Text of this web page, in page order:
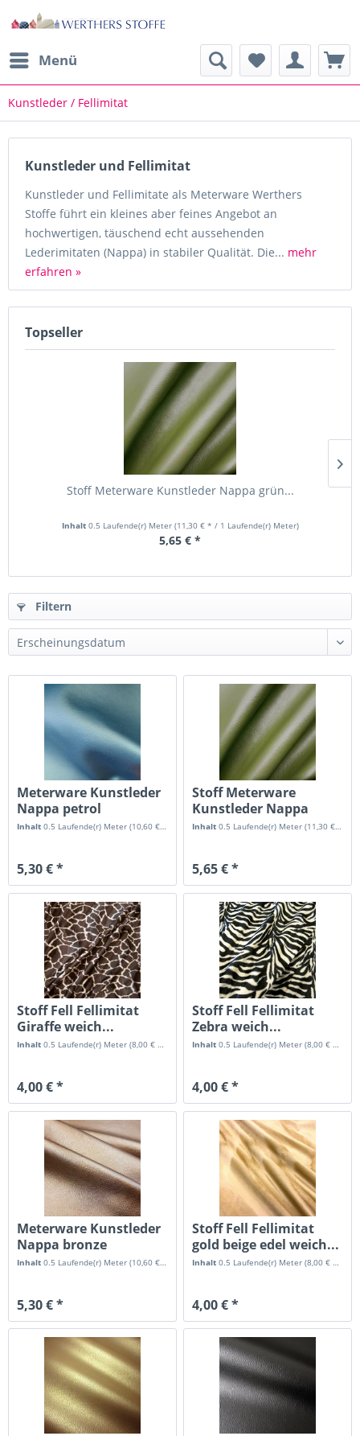
Menü
Kunstleder / Fellimitat
Kunstleder und Fellimitat
Kunstleder und Fellimitate als Meterware Werthers
Stoffe führt ein kleines aber feines Angebot an
hochwertigen, täuschend echt aussehenden
Lederimitaten (Nappa) in stabiler Qualität. Die... mehr
erfahren »
Topseller
Stoff Meterware Kunstleder Nappa grün...
Inhalt 0.5 Laufende(r) Meter (11,30 € * / 1 Laufende(r) Meter)
5,65 € *
Filtern
Meterware Kunstleder
Nappa petrol
metallic...
Inhalt0.5 Laufende(r) Meter(10,60 € * / 1 Laufende(r) Meter)
5,30 € *
Stoff Meterware
Kunstleder Nappa
grün...
Inhalt0.5 Laufende(r) Meter(11,30 € * / 1 Laufende(r) Meter)
5,65 € *
Stoff Fell Fellimitat
Giraffe weich...
Inhalt0.5 Laufende(r) Meter(8,00 € * / 1 Laufende(r) Meter)
4,00 € *
Stoff Fell Fellimitat
Zebra weich...
Inhalt0.5 Laufende(r) Meter(8,00 € * / 1 Laufende(r) Meter)
4,00 € *
Meterware Kunstleder
Nappa bronze
Möbelbezug...
Inhalt0.5 Laufende(r) Meter(10,60 € * / 1 Laufende(r) Meter)
5,30 € *
Stoff Fell Fellimitat
gold beige edel weich...
Inhalt0.5 Laufende(r) Meter(8,00 € * / 1 Laufende(r) Meter)
4,00 € *